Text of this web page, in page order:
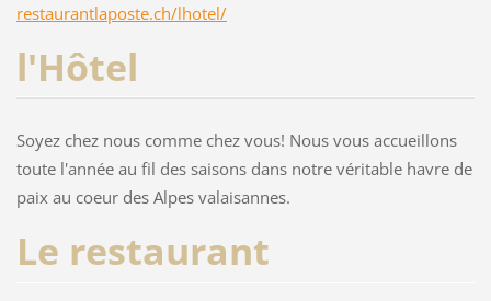
restaurantlaposte.ch/lhotel/
l'Hôtel
Soyez chez nous comme chez vous! Nous vous accueillons
toute l'année au fil des saisons dans notre véritable havre de
paix au coeur des Alpes valaisannes.
Le restaurant